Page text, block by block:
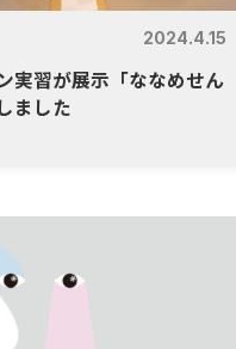
2024.4.15
実習が展示「ななめせん
ました